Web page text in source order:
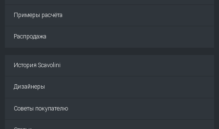
Примеры расчёта
Распродажа
История Scavolini
Дизайнеры
Советы покупателю